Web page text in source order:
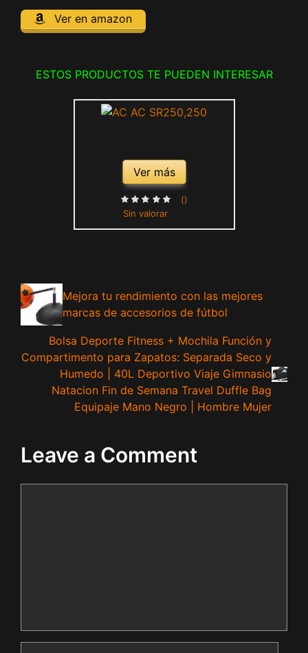
Ver en amazon
ESTOS PRODUCTOS TE PUEDEN INTERESAR
Ver más
Sin valorar
()
Mejora tu rendimiento con las mejores
marcas de accesorios de fútbol
Bolsa Deporte Fitness + Mochila Función y
Compartimento para Zapatos: Separada Seco y
Humedo | 40L Deportivo Viaje Gimnasio
Natacion Fin de Semana Travel Duffle Bag
Equipaje Mano Negro | Hombre Mujer
Leave a Comment